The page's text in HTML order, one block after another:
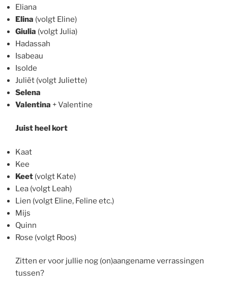
Eliana
Elina (volgt Eline)
Giulia (volgt Julia)
Hadassah
Isabeau
Isolde
Juliët (volgt Juliette)
Selena
Valentina + Valentine
Juist heel kort
Kaat
Kee
Keet (volgt Kate)
Lea (volgt Leah)
Lien (volgt Eline, Feline etc.)
Mijs
Quinn
Rose (volgt Roos)
Zitten er voor jullie nog (on)aangename verrassingen
tussen?